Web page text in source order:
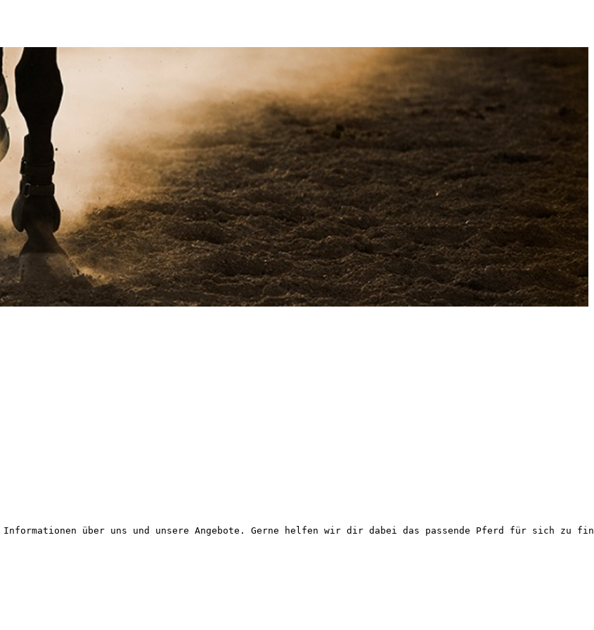
über uns und unsere Angebote. Gerne helfen wir dir dabei das passende Pferd für sich zu